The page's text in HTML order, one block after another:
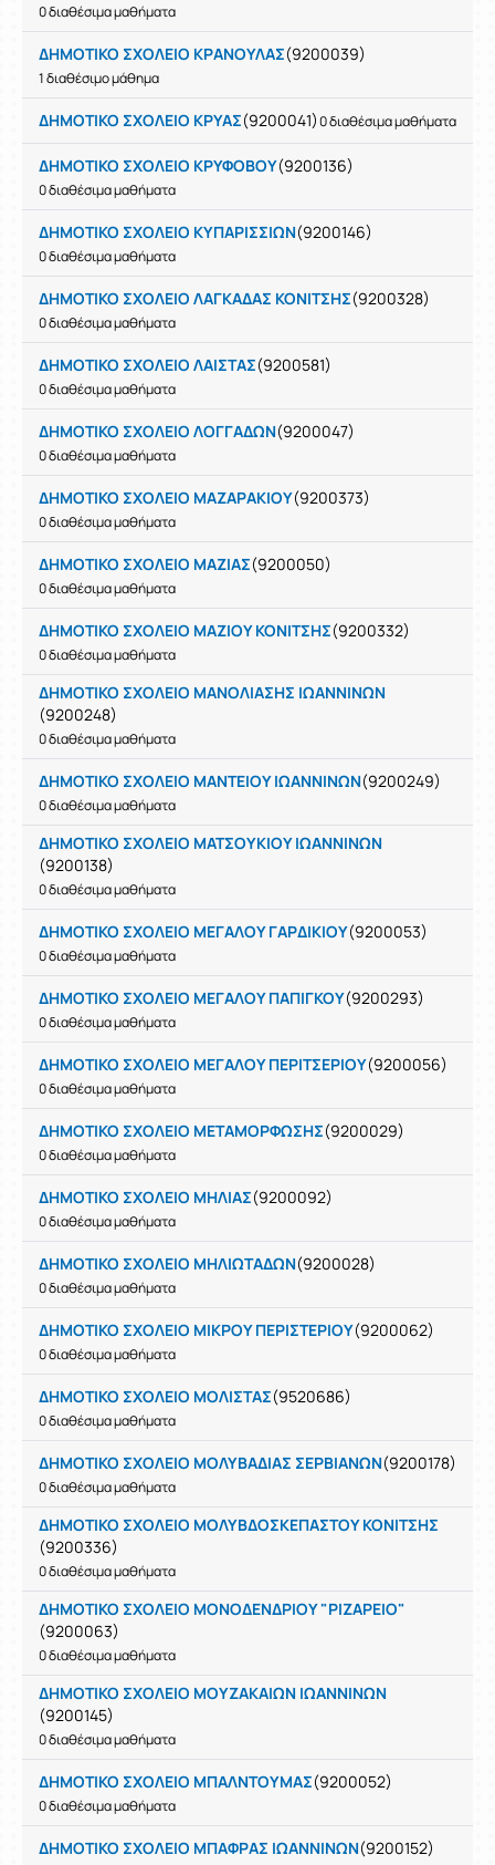
0 διαθέσιμα μαθήματα
ΔΗΜΟΤΙΚΟ ΣΧΟΛΕΙΟ ΚΡΑΝΟΥΛΑΣ(9200039)
1 διαθέσιμο μάθημα
ΔΗΜΟΤΙΚΟ ΣΧΟΛΕΙΟ ΚΡΥΑΣ(9200041)0 διαθέσιμα μαθήματα
ΔΗΜΟΤΙΚΟ ΣΧΟΛΕΙΟ ΚΡΥΦΟΒΟΥ(9200136)
0 διαθέσιμα μαθήματα
ΔΗΜΟΤΙΚΟ ΣΧΟΛΕΙΟ ΚΥΠΑΡΙΣΣΙΩΝ(9200146)
0 διαθέσιμα μαθήματα
ΔΗΜΟΤΙΚΟ ΣΧΟΛΕΙΟ ΛΑΓΚΑΔΑΣ ΚΟΝΙΤΣΗΣ(9200328)
0 διαθέσιμα μαθήματα
ΔΗΜΟΤΙΚΟ ΣΧΟΛΕΙΟ ΛΑΙΣΤΑΣ(9200581)
0 διαθέσιμα μαθήματα
ΔΗΜΟΤΙΚΟ ΣΧΟΛΕΙΟ ΛΟΓΓΑΔΩΝ(9200047)
0 διαθέσιμα μαθήματα
ΔΗΜΟΤΙΚΟ ΣΧΟΛΕΙΟ ΜΑΖΑΡΑΚΙΟΥ(9200373)
0 διαθέσιμα μαθήματα
ΔΗΜΟΤΙΚΟ ΣΧΟΛΕΙΟ ΜΑΖΙΑΣ(9200050)
0 διαθέσιμα μαθήματα
ΔΗΜΟΤΙΚΟ ΣΧΟΛΕΙΟ ΜΑΖΙΟΥ ΚΟΝΙΤΣΗΣ(9200332)
0 διαθέσιμα μαθήματα
ΔΗΜΟΤΙΚΟ ΣΧΟΛΕΙΟ ΜΑΝΟΛΙΑΣΗΣ ΙΩΑΝΝΙΝΩΝ
(9200248)
0 διαθέσιμα μαθήματα
ΔΗΜΟΤΙΚΟ ΣΧΟΛΕΙΟ ΜΑΝΤΕΙΟΥ ΙΩΑΝΝΙΝΩΝ(9200249)
0 διαθέσιμα μαθήματα
ΔΗΜΟΤΙΚΟ ΣΧΟΛΕΙΟ ΜΑΤΣΟΥΚΙΟΥ ΙΩΑΝΝΙΝΩΝ
(9200138)
0 διαθέσιμα μαθήματα
ΔΗΜΟΤΙΚΟ ΣΧΟΛΕΙΟ ΜΕΓΑΛΟΥ ΓΑΡΔΙΚΙΟΥ(9200053)
0 διαθέσιμα μαθήματα
ΔΗΜΟΤΙΚΟ ΣΧΟΛΕΙΟ ΜΕΓΑΛΟΥ ΠΑΠΙΓΚΟΥ(9200293)
0 διαθέσιμα μαθήματα
ΔΗΜΟΤΙΚΟ ΣΧΟΛΕΙΟ ΜΕΓΑΛΟΥ ΠΕΡΙΤΣΕΡΙΟΥ(9200056)
0 διαθέσιμα μαθήματα
ΔΗΜΟΤΙΚΟ ΣΧΟΛΕΙΟ ΜΕΤΑΜΟΡΦΩΣΗΣ(9200029)
0 διαθέσιμα μαθήματα
ΔΗΜΟΤΙΚΟ ΣΧΟΛΕΙΟ ΜΗΛΙΑΣ(9200092)
0 διαθέσιμα μαθήματα
ΔΗΜΟΤΙΚΟ ΣΧΟΛΕΙΟ ΜΗΛΙΩΤΑΔΩΝ(9200028)
0 διαθέσιμα μαθήματα
ΔΗΜΟΤΙΚΟ ΣΧΟΛΕΙΟ ΜΙΚΡΟΥ ΠΕΡΙΣΤΕΡΙΟΥ(9200062)
0 διαθέσιμα μαθήματα
ΔΗΜΟΤΙΚΟ ΣΧΟΛΕΙΟ ΜΟΛΙΣΤΑΣ(9520686)
0 διαθέσιμα μαθήματα
ΔΗΜΟΤΙΚΟ ΣΧΟΛΕΙΟ ΜΟΛΥΒΑΔΙΑΣ ΣΕΡΒΙΑΝΩΝ(9200178)
0 διαθέσιμα μαθήματα
ΔΗΜΟΤΙΚΟ ΣΧΟΛΕΙΟ ΜΟΛΥΒΔΟΣΚΕΠΑΣΤΟΥ ΚΟΝΙΤΣΗΣ
(9200336)
0 διαθέσιμα μαθήματα
ΔΗΜΟΤΙΚΟ ΣΧΟΛΕΙΟ ΜΟΝΟΔΕΝΔΡΙΟΥ "ΡΙΖΑΡΕΙΟ"
(9200063)
0 διαθέσιμα μαθήματα
ΔΗΜΟΤΙΚΟ ΣΧΟΛΕΙΟ ΜΟΥΖΑΚΑΙΩΝ ΙΩΑΝΝΙΝΩΝ
(9200145)
0 διαθέσιμα μαθήματα
ΔΗΜΟΤΙΚΟ ΣΧΟΛΕΙΟ ΜΠΑΛΝΤΟΥΜΑΣ(9200052)
0 διαθέσιμα μαθήματα
ΔΗΜΟΤΙΚΟ ΣΧΟΛΕΙΟ ΜΠΑΦΡΑΣ ΙΩΑΝΝΙΝΩΝ(9200152)